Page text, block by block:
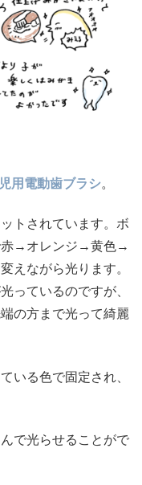
用電動歯ブラシ。
トされています。ボ
赤→オレンジ→黄色→
ながら光ります。
っているのですが、
の方まで光って綺麗
いる色で固定され、
で光らせることがで